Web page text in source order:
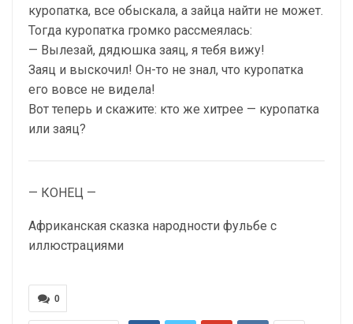
куропатка, все обыскала, а зайца найти не может.
Тогда куропатка громко рассмеялась:
— Вылезай, дядюшка заяц, я тебя вижу!
Заяц и выскочил! Он-то не знал, что куропатка
его вовсе не видела!
Вот теперь и скажите: кто же хитрее — куропатка
или заяц?
— КОНЕЦ —
Африканская сказка народности фульбе с
иллюстрациями
0